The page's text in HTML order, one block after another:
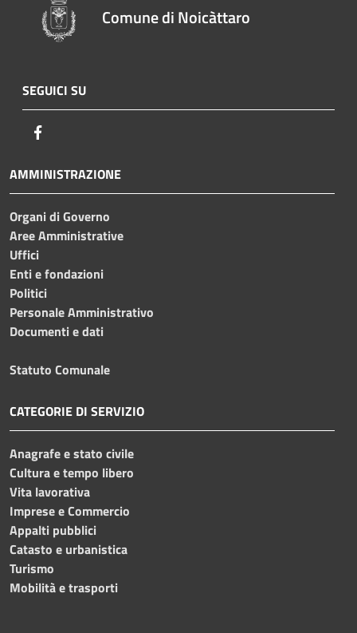
Comune di Noicàttaro
SEGUICI SU
AMMINISTRAZIONE
Organi di Governo
Aree Amministrative
Uffici
Enti e fondazioni
Politici
Personale Amministrativo
Documenti e dati
Statuto Comunale
CATEGORIE DI SERVIZIO
Anagrafe e stato civile
Cultura e tempo libero
Vita lavorativa
Imprese e Commercio
Appalti pubblici
Catasto e urbanistica
Turismo
Mobilità e trasporti